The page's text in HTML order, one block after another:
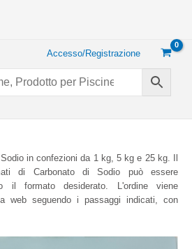
Accesso/Registrazione
in confezioni da 1 kg, 5 kg e 25 kg. Il
di Carbonato di Sodio può essere
il formato desiderato. L'ordine viene
web seguendo i passaggi indicati, con